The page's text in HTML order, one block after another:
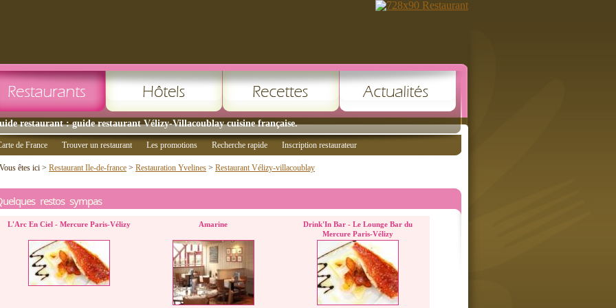
restaurant : guide restaurant Vélizy-Villacoublay cuisine française.
de France Trouver un restaurant Les promotions Recherche rapide Inscription restaurateur
Vous êtes ici > Restaurant Ile-de-france > Restauration Yvelines > Restaurant Vélizy-villacoublay
restos sympas
L'Arc En Ciel - Mercure Paris-Vélizy Amarine
Drink'In Bar - Le Lounge Bar du
Mercure Paris-Vélizy